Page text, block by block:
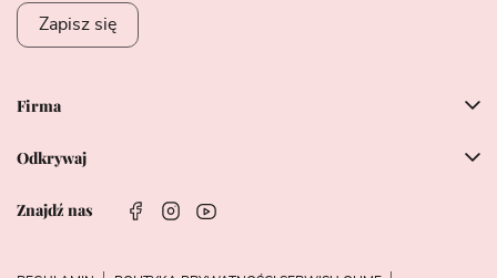
Firma
Odkrywaj
Znajdź nas
Zapisz się